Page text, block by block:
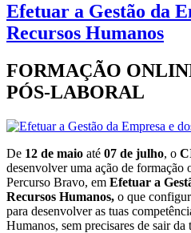
Efetuar a Gestão da
Recursos Humanos
FORMAÇÃO
PÓS-LABORAL
De 12 de maio até 07 de julho, o
desenvolver uma ação de formação
Percurso Bravo, em Efetuar a
Recursos Humanos, o que
para desenvolver as tuas
Humanos, sem precisares de sair